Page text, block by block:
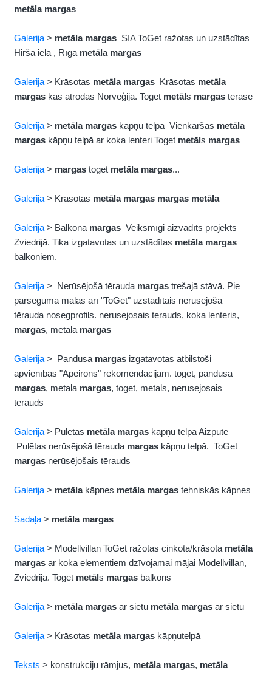
metāla margas
Galerija > metāla margas SIA ToGet ražotas un uzstādītas
Hirša ielā , Rīgā metāla margas
Galerija > Krāsotas metāla margas Krāsotas metāla
margas kas atrodas Norvēģijā. Toget metāls margas terase
Galerija > metāla margas kāpņu telpā Vienkāršas metāla
margas kāpņu telpā ar koka lenteri Toget metāls margas
Galerija > margas toget metāla margas...
Galerija > Krāsotas metāla margas margas metāla
Galerija > Balkona margas Veiksmīgi aizvadīts projekts
Zviedrijā. Tika izgatavotas un uzstādītas metāla margas
balkoniem.
Galerija > Nerūsējošā tērauda margas trešajā stāvā. Pie
pārseguma malas arī "ToGet" uzstādītais nerūsējošā
tērauda nosegprofils. nerusejosais terauds, koka lenteris,
margas, metala margas
Galerija > Pandusa margas izgatavotas atbilstoši
apvienības "Apeirons" rekomendācijām. toget, pandusa
margas, metala margas, toget, metals, nerusejosais
terauds
Galerija > Pulētas metāla margas kāpņu telpā Aizputē
Pulētas nerūsējošā tērauda margas kāpņu telpā. ToGet
margas nerūsējošais tērauds
Galerija > metālakāpnes metāla margas tehniskās kāpnes
Sadaļa > metāla margas
Galerija > Modellvillan ToGet ražotas cinkota/krāsota metāla
margas ar koka elementiem dzīvojamai mājai Modellvillan,
Zviedrijā. Toget metāls margas balkons
Galerija > metāla margas ar sietu metāla margas ar sietu
Galerija > Krāsotas metāla margas kāpņutelpā
Teksts > konstrukciju rāmjus, metāla margas, metāla